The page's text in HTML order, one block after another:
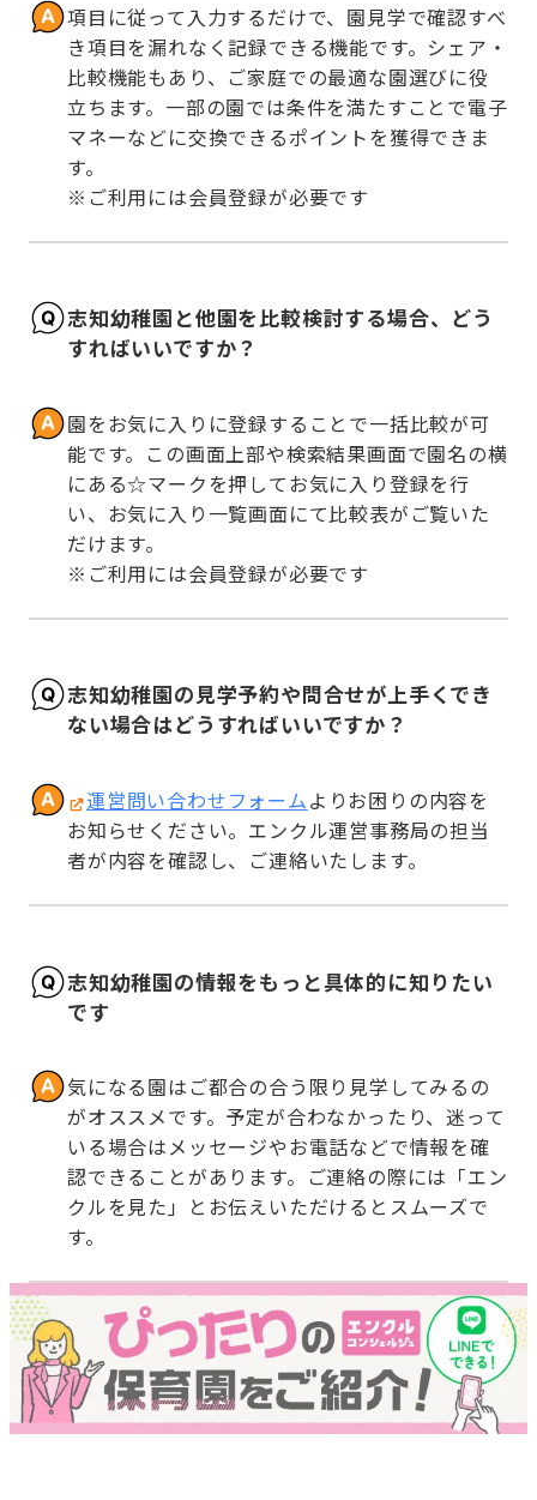
項目に従って入力するだけで、園見学で確認すべ
き項目を漏れなく記録できる機能です。シェア・
比較機能もあり、ご家庭での最適な園選びに役
立ちます。一部の園では条件を満たすことで電子
マネーなどに交換できるポイントを獲得できま
す。
※ご利用には会員登録が必要です
志知幼稚園と他園を比較検討する場合、どう
すればいいですか？
園をお気に入りに登録することで一括比較が可
能です。この画面上部や検索結果画面で園名の横
にある☆マークを押してお気に入り登録を行
い、お気に入り一覧画面にて比較表がご覧いた
だけます。
※ご利用には会員登録が必要です
志知幼稚園の見学予約や問合せが上手くでき
ない場合はどうすればいいですか？
運営問い合わせフォームよりお困りの内容を
お知らせください。エンクル運営事務局の担当
者が内容を確認し、ご連絡いたします。
志知幼稚園の情報をもっと具体的に知りたい
です
気になる園はご都合の合う限り見学してみるの
がオススメです。予定が合わなかったり、迷って
いる場合はメッセージやお電話などで情報を確
認できることがあります。ご連絡の際には「エン
クルを見た」とお伝えいただけるとスムーズで
す。